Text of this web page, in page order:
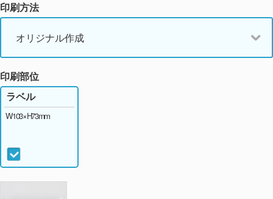
印刷方法
オリジナル作成
印刷部位
ラベル
W103×H73mm